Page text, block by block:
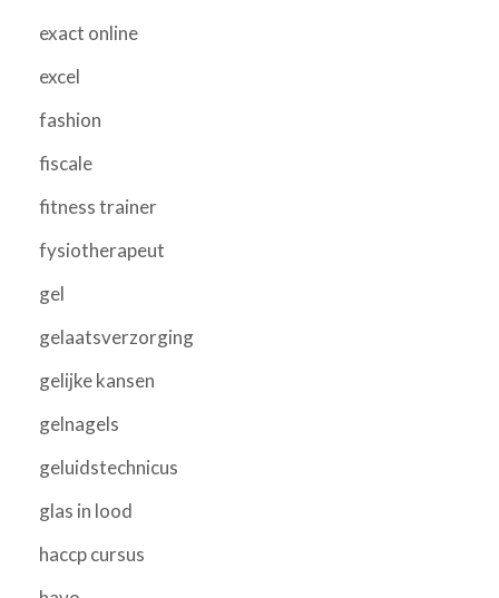
exact online
excel
fashion
fiscale
fitness trainer
fysiotherapeut
gel
gelaatsverzorging
gelijke kansen
gelnagels
geluidstechnicus
glas in lood
haccp cursus